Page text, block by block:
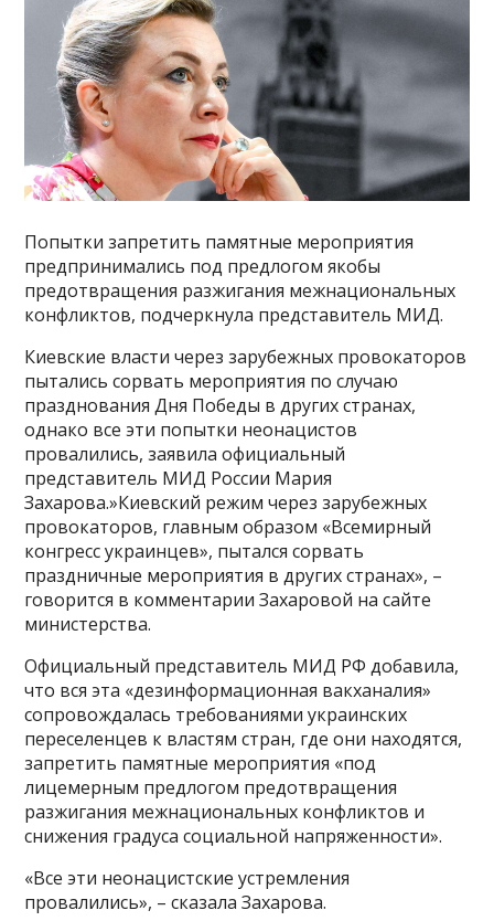
Попытки запретить памятные мероприятия
предпринимались под предлогом якобы
предотвращения разжигания межнациональных
конфликтов, подчеркнула представитель МИД.
Киевские власти через зарубежных провокаторов
пытались сорвать мероприятия по случаю
празднования Дня Победы в других странах,
однако все эти попытки неонацистов
провалились, заявила официальный
представитель МИД России Мария
Захарова.»Киевский режим через зарубежных
провокаторов, главным образом «Всемирный
конгресс украинцев», пытался сорвать
праздничные мероприятия в других странах», –
говорится в комментарии Захаровой на сайте
министерства.
Официальный представитель МИД РФ добавила,
что вся эта «дезинформационная вакханалия»
сопровождалась требованиями украинских
переселенцев к властям стран, где они находятся,
запретить памятные мероприятия «под
лицемерным предлогом предотвращения
разжигания межнациональных конфликтов и
снижения градуса социальной напряженности».
«Все эти неонацистские устремления
провалились», – сказала Захарова.